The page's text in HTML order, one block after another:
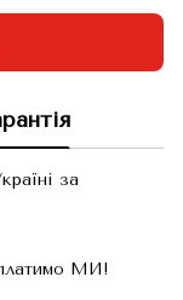
за
платимо МИ!